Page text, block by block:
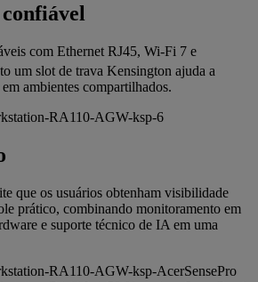
com Ethernet RJ45, Wi-Fi 7 e
um slot de trava Kensington ajuda a
ambientes compartilhados.
que os usuários obtenham visibilidade
prático, combinando monitoramento em
e suporte técnico de IA em uma